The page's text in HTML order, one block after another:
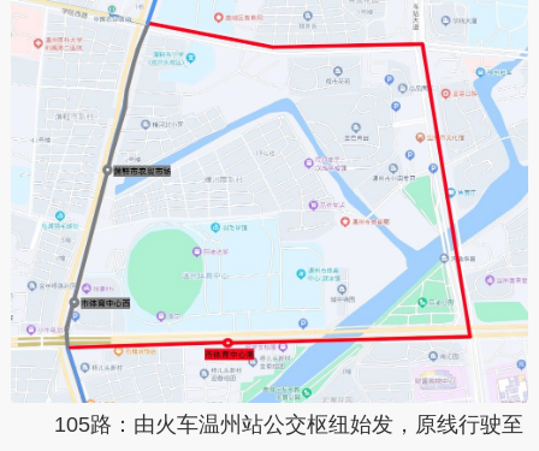
105路：由火车温州站公交枢纽始发，原线行驶至